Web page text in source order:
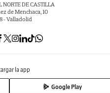
DE CASTILLA
de Menchaca, 10
- Valladolid
la app
Google Play